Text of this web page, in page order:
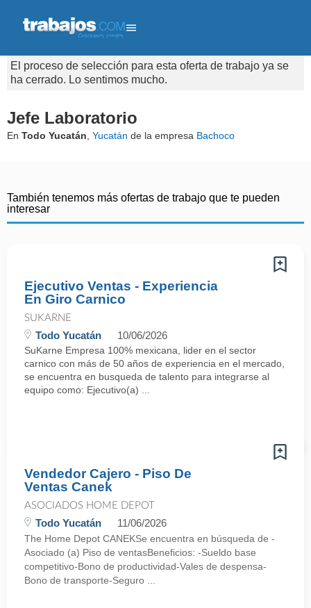
El proceso de selección para esta oferta de trabajo ya se
ha cerrado. Lo sentimos mucho.
Jefe Laboratorio
En Todo Yucatán Yucatán de la empresa Bachoco
También tenemos más ofertas de trabajo que te pueden
interesar
Ejecutivo Ventas - Experiencia
En Giro Carnico
SUKARNE
Todo Yucatán 10/06/2026
SuKarne Empresa 100% mexicana, lider en el sector
carnico con más de 50 años de experiencia en el mercado,
se encuentra en busqueda de talento para integrarse al
equipo como: Ejecutivo(a) ...
Vendedor Cajero - Piso De
Ventas Canek
ASOCIADOS HOME DEPOT
Todo Yucatán 11/06/2026
The Home Depot CANEKSe encuentra en búsqueda de -
Asociado (a) Piso de ventasBeneficios: -Sueldo base
competitivo-Bono de productividad-Vales de despensa-
Bono de transporte-Seguro ...